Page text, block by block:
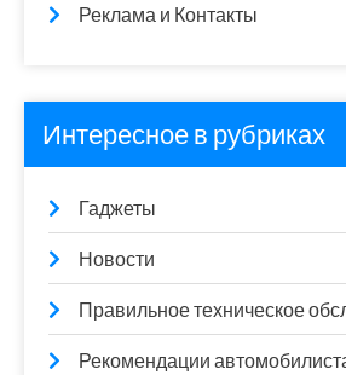
Реклама и Контакты
Интересное в рубриках
Гаджеты
Новости
Правильное техническое
Рекомендации